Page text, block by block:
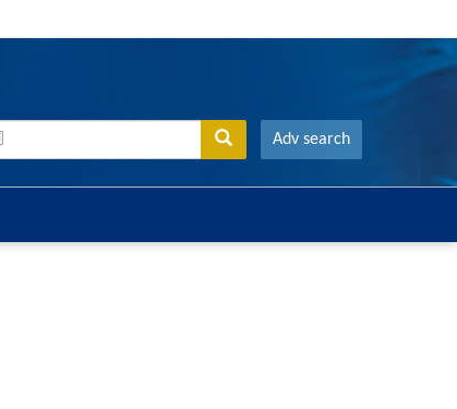
Adv search